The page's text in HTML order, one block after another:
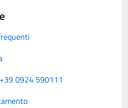
0924 590111